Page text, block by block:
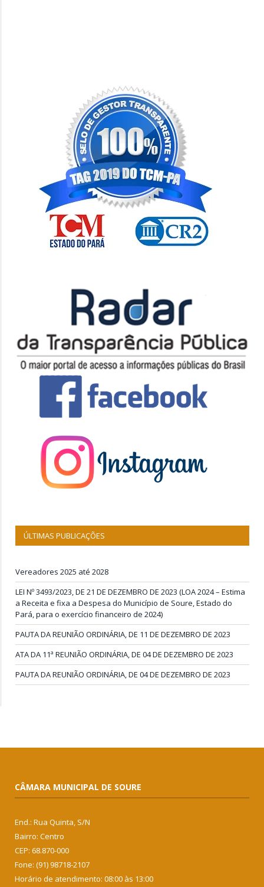
ÚLTIMAS PUBLICAÇÕES
Vereadores 2025 até 2028
LEI Nº 3493/2023, DE 21 DE DEZEMBRO DE 2023 (LOA 2024 – Estima
a Receita e fixa a Despesa do Município de Soure, Estado do
Pará, para o exercício financeiro de 2024)
PAUTA DA REUNIÃO ORDINÁRIA, DE 11 DE DEZEMBRO DE 2023
ATA DA 11ª REUNIÃO ORDINÁRIA, DE 04 DE DEZEMBRO DE 2023
PAUTA DA REUNIÃO ORDINÁRIA, DE 04 DE DEZEMBRO DE 2023
CÂMARA MUNICIPAL DE SOURE
End.: Rua Quinta, S/N
Bairro: Centro
CEP: 68.870-000
Fone: (91) 98718-2107
Horário de atendimento: 08:00 às 13:00